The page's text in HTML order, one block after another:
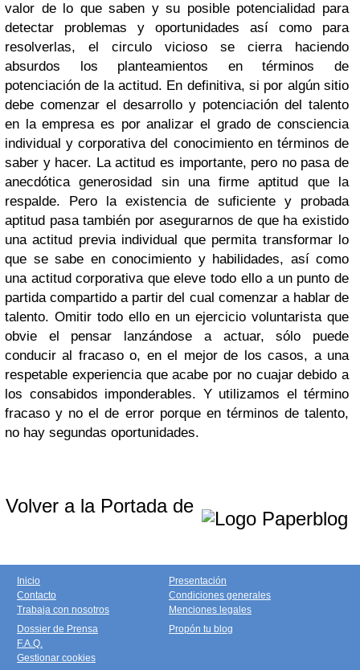
valor de lo que saben y su posible potencialidad para
detectar problemas y oportunidades así como para
resolverlas, el circulo vicioso se cierra haciendo
absurdos los planteamientos en términos de
potenciación de la actitud. En definitiva, si por algún sitio
debe comenzar el desarrollo y potenciación del talento
en la empresa es por analizar el grado de consciencia
individual y corporativa del conocimiento en términos de
saber y hacer. La actitud es importante, pero no pasa de
anecdótica generosidad sin una firme aptitud que la
respalde. Pero la existencia de suficiente y probada
aptitud pasa también por asegurarnos de que ha existido
una actitud previa individual que permita transformar lo
que se sabe en conocimiento y habilidades, así como
una actitud corporativa que eleve todo ello a un punto de
partida compartido a partir del cual comenzar a hablar de
talento. Omitir todo ello en un ejercicio voluntarista que
obvie el pensar lanzándose a actuar, sólo puede
conducir al fracaso o, en el mejor de los casos, a una
respetable experiencia que acabe por no cuajar debido a
los consabidos imponderables. Y utilizamos el término
fracaso y no el de error porque en términos de talento,
no hay segundas oportunidades.
Volver a la Portada de
Inicio
Contacto
Trabaja con nosotros
Presentación
Condiciones generales
Menciones legales
Dossier de Prensa
F.A.Q.
Gestionar cookies
Propón tu blog